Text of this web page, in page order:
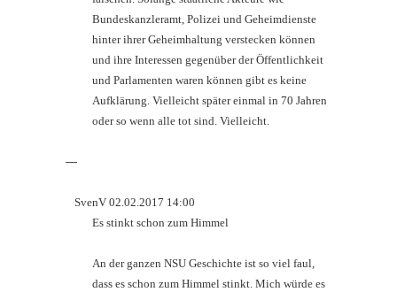
Bundeskanzleramt, Polizei und Geheimdienste
hinter ihrer Geheimhaltung verstecken können
und ihre Interessen gegenüber der Öffentlichkeit
und Parlamenten waren können gibt es keine
Aufklärung. Vielleicht später einmal in 70 Jahren
oder so wenn alle tot sind. Vielleicht.
—
SvenV 02.02.2017 14:00
Es stinkt schon zum Himmel
An der ganzen NSU Geschichte ist so viel faul,
dass es schon zum Himmel stinkt. Mich würde es